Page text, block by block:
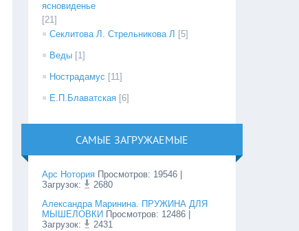
ясновиденье
[21]
Секлитова Л. Стрельникова Л [5]
Веды [1]
Нострадамус [11]
Е.П.Блаватская [6]
САМЫЕ ЗАГРУЖАЕМЫЕ
Арс Нотория Просмотров: 19546
Загрузок:
2680
Александра Маринина. ПРУЖИНА ДЛЯ
МЫШЕЛОВКИ Просмотров: 12486
Загрузок:
2431